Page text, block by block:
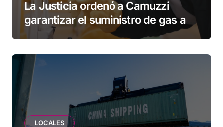
La Justicia ordenó a Camuzzi
garantizar el suministro de gas a
una familia de Tolhuin
LOCALES